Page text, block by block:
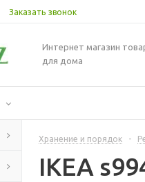
Заказать звонок
Интернет магазин
для дома
Хранение и порядок -
IKEA